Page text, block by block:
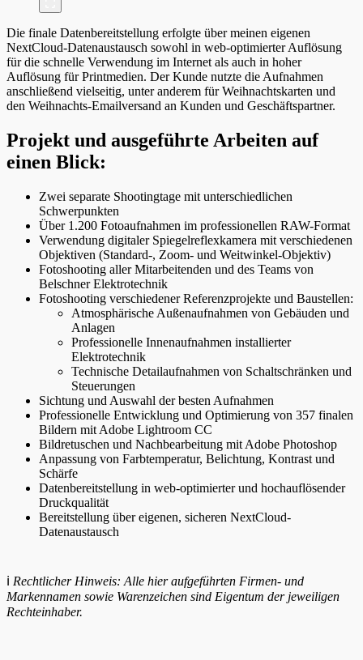
Die finale Datenbereitstellung erfolgte über meinen eigenen
NextCloud-Datenaustausch sowohl in web-optimierter Auflösung
für die schnelle Verwendung im Internet als auch in hoher
Auflösung für Printmedien. Der Kunde nutzte die Aufnahmen
anschließend vielseitig, unter anderem für Weihnachtskarten und
den Weihnachts-Emailversand an Kunden und Geschäftspartner.
Projekt und ausgeführte Arbeiten auf
einen Blick:
Zwei separate Shootingtage mit unterschiedlichen
Schwerpunkten
Über 1.200 Fotoaufnahmen im professionellen RAW-Format
Verwendung digitaler Spiegelreflexkamera mit verschiedenen
Objektiven (Standard-, Zoom- und Weitwinkel-Objektiv)
Fotoshooting aller Mitarbeitenden und des Teams von
Belschner Elektrotechnik
Fotoshooting verschiedener Referenzprojekte und Baustellen:
Atmosphärische Außenaufnahmen von Gebäuden und
Anlagen
Professionelle Innenaufnahmen installierter
Elektrotechnik
Technische Detailaufnahmen von Schaltschränken und
Steuerungen
Sichtung und Auswahl der besten Aufnahmen
Professionelle Entwicklung und Optimierung von 357 finalen
Bildern mit Adobe Lightroom CC
Bildretuschen und Nachbearbeitung mit Adobe Photoshop
Anpassung von Farbtemperatur, Belichtung, Kontrast und
Schärfe
Datenbereitstellung in web-optimierter und hochauflösender
Druckqualität
Bereitstellung über eigenen, sicheren NextCloud-
Datenaustausch
ℹ️ Rechtlicher Hinweis:Alle hier aufgeführten Firmen- und
Markennamen sowie Warenzeichen sind Eigentum der jeweiligen
Rechteinhaber.